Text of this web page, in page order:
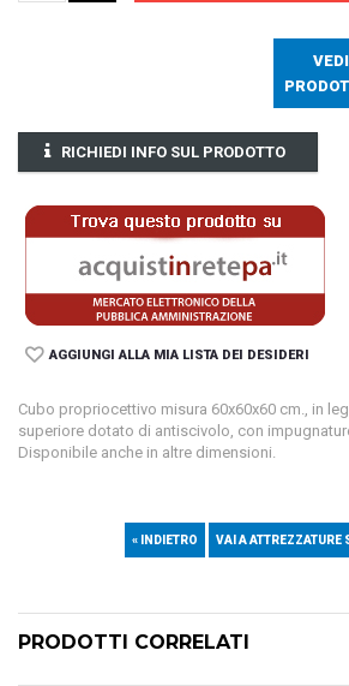
RICHIEDI INFO SUL PRODOTTO
AGGIUNGI ALLA MIA LISTA DEI DESIDERI
Cubo propriocettivo misura 60x60x60 cm., in
superiore dotato di antiscivolo, con
Disponibile anche in altre dimensioni.
« INDIETRO VAI A ATTREZZATURE
PRODOTTI CORRELATI